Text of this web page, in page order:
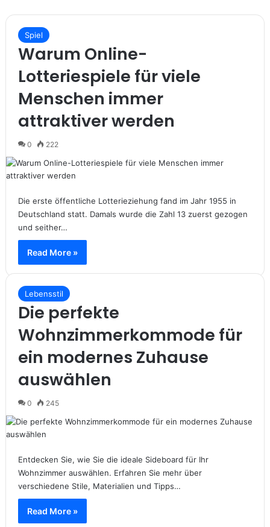
Spiel
Warum Online-
Lotteriespiele für viele
Menschen immer
attraktiver werden
0 222
Die erste öffentliche Lotterieziehung fand im Jahr 1955 in
Deutschland statt. Damals wurde die Zahl 13 zuerst gezogen
und seither…
Read More »
Lebensstil
Die perfekte
Wohnzimmerkommode für
ein modernes Zuhause
auswählen
0 245
Entdecken Sie, wie Sie die ideale Sideboard für Ihr
Wohnzimmer auswählen. Erfahren Sie mehr über
verschiedene Stile, Materialien und Tipps…
Read More »